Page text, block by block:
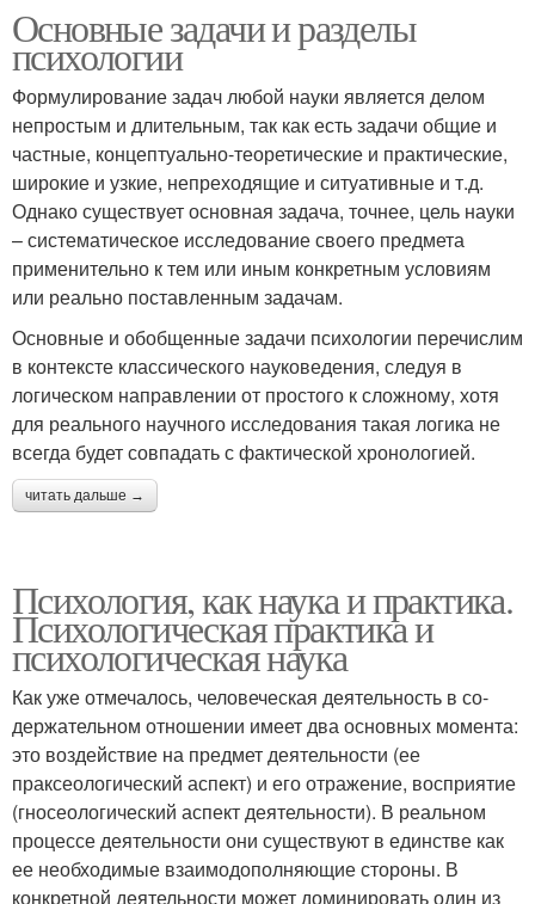
Основные задачи и разделы
психологии
Формулирование задач любой науки является делом
непростым и длительным, так как есть задачи общие и
частные, концептуально-теоретические и практические,
широкие и узкие, непреходящие и ситуативные и т.д.
Однако существует основная задача, точнее, цель науки
– систематическое исследование своего предмета
применительно к тем или иным конкретным условиям
или реально поставленным задачам.
Основные и обобщенные задачи психологии перечислим
в контексте классического науковедения, следуя в
логическом направлении от простого к сложному, хотя
для реального научного исследования такая логика не
всегда будет совпадать с фактической хронологией.
читать дальше →
Психология, как наука и практика.
Психологическая практика и
психологическая наука
Как уже отмечалось, человеческая деятельность в со­
держательном отношении имеет два основных момента:
это воздействие на предмет деятельности (ее
праксеологический аспект) и его отражение, восприятие
(гносеоло­гический аспект деятельности). В реальном
процессе деятельности они существуют в единстве как
ее необхо­димые взаимодополняющие стороны. В
конкретной деятельности может доминировать один из